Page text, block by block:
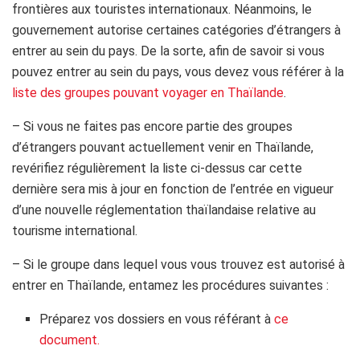
frontières aux touristes internationaux. Néanmoins, le
gouvernement autorise certaines catégories d’étrangers à
entrer au sein du pays. De la sorte, afin de savoir si vous
pouvez entrer au sein du pays, vous devez vous référer à la
liste des groupes pouvant voyager en Thaïlande.
– Si vous ne faites pas encore partie des groupes
d’étrangers pouvant actuellement venir en Thaïlande,
revérifiez régulièrement la liste ci-dessus car cette
dernière sera mis à jour en fonction de l’entrée en vigueur
d’une nouvelle réglementation thaïlandaise relative au
tourisme international.
– Si le groupe dans lequel vous vous trouvez est autorisé à
entrer en Thaïlande, entamez les procédures suivantes :
Préparez vos dossiers en vous référant àce
document.